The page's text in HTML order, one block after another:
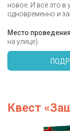
новое. И всё это в
одновременно и
Место
на улице).
Квест